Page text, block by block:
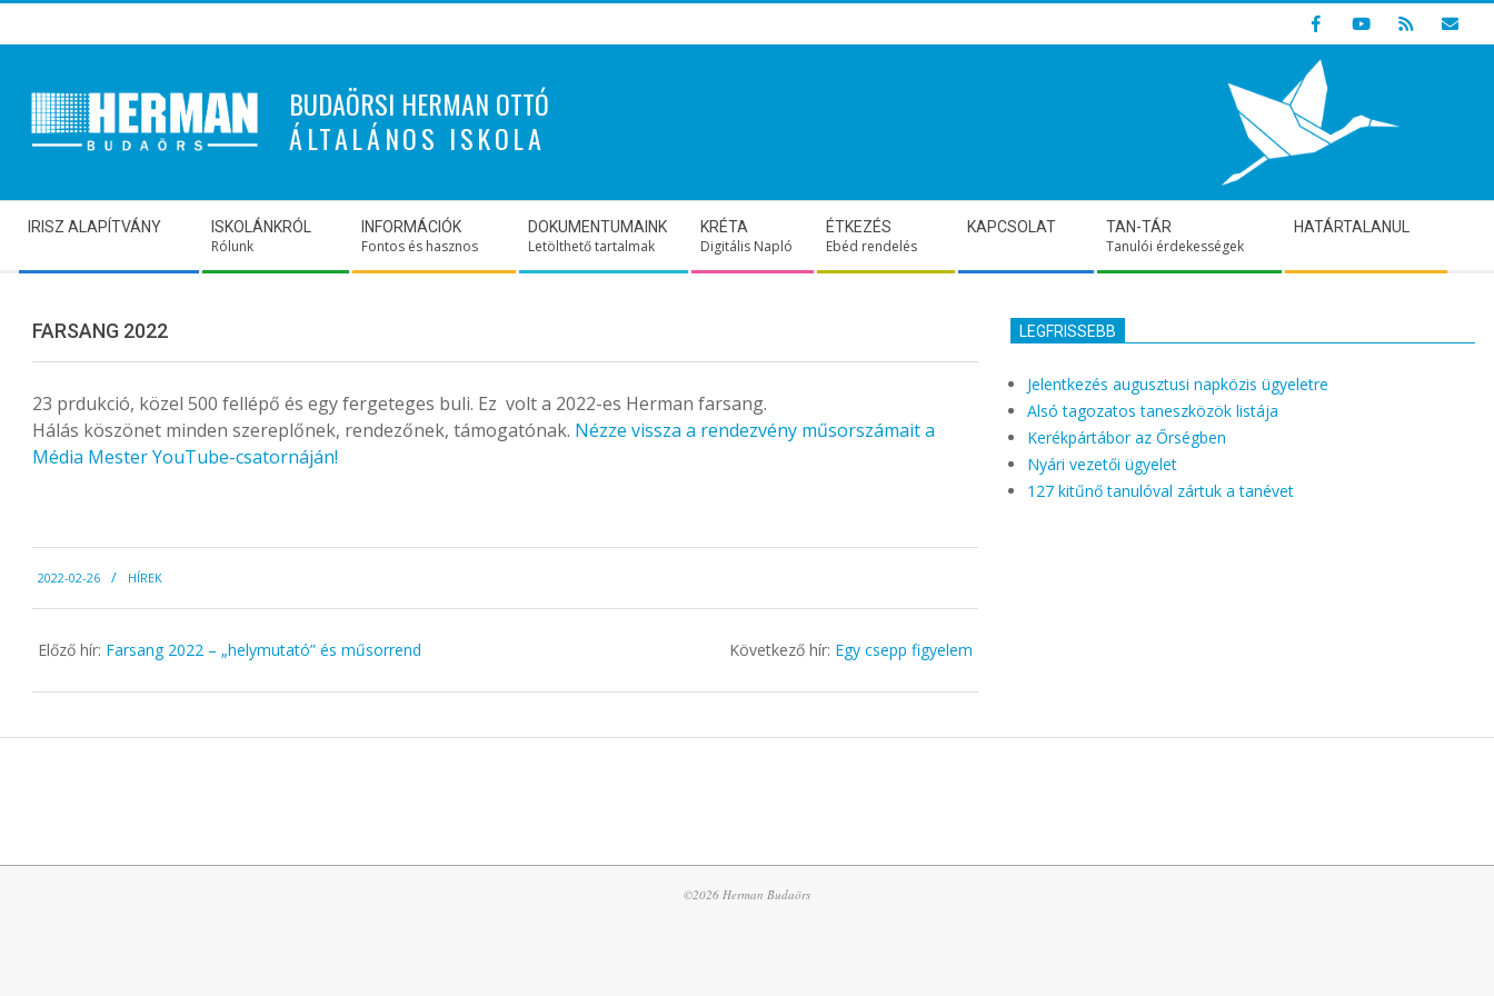
to
BUDAÖRSI HERMAN OTTÓ
ÁLTALÁNOS ISKOLA
Indulunk! Hamarosan újraindul oldalunk!
Navigation
Menu
IRISZ ALAPÍTVÁNY ISKOLÁNKRÓL
Rólunk
INFORMÁCIÓK
Fontos és hasznos
DOKUMENTUMAINK
Letölthető tartalmak
KRÉTA
Digitális Napló
ÉTKEZÉS
Ebéd rendelés
KAPCSOLAT TAN-TÁR
Tanulói érdekességek
HATÁRTALANUL
FARSANG 2022
23 prdukció, közel 500 fellépő és egy fergeteges buli. Ez volt a 2022-es Herman farsang.
Hálás köszönet minden szereplőnek, rendezőnek, támogatónak. Nézze vissza a rendezvény műsorszámait a
Média Mester YouTube-csatornáján!
02-
26
2022-02-26 HÍREK
Előző hír: Farsang 2022 – „helymutató” és műsorrend Következő hír: Egy csepp figyelem
LEGFRISSEBB
Jelentkezés augusztusi napközis ügyeletre
Alsó tagozatos taneszközök listája
Kerékpártábor az Őrségben
Nyári vezetői ügyelet
127 kitűnő tanulóval zártuk a tanévet
©2026 Herman Budaörs